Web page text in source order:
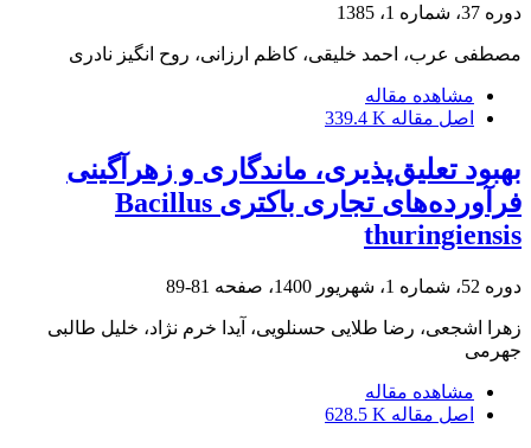
دوره 37، شماره 1، 1385
مصطفی عرب، احمد خلیقی، کاظم ارزانی، روح انگیز نادری
مشاهده مقاله
اصل مقاله 339.4 K
بهبود تعلیق‌پذیری، ماندگاری و زهرآگینی
فرآورده‌های تجاری باکتری Bacillus
thuringiensis
دوره 52، شماره 1، شهریور 1400، صفحه 81-89
زهرا اشجعی، رضا طلایی حسنلویی، آیدا خرم نژاد، خلیل طالبی
جهرمی
مشاهده مقاله
اصل مقاله 628.5 K